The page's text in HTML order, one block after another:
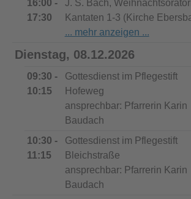
16:00 -
17:30
J. S. Bach,
Kantaten 1-3 (Kirche
Dienstag, 08.12.2026
09:30 -
10:15
Gottesdienst im Pflegestift
Hofeweg
ansprechbar: Pfarrerin Karin
Baudach
10:30 -
11:15
Gottesdienst im Pflegestift
Bleichstraße
ansprechbar: Pfarrerin Karin
Baudach